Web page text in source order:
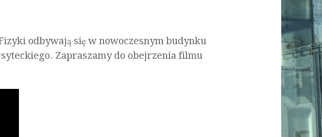
odbywają się w nowoczesnym budynku
Zapraszamy do obejrzenia filmu